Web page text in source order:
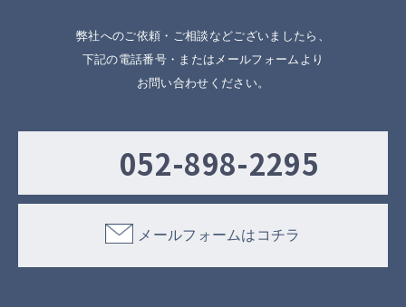
弊社へのご依頼・ご相談などございましたら、
下記の電話番号・またはメールフォームより
お問い合わせください。
052-898-2295
メールフォームはコチラ